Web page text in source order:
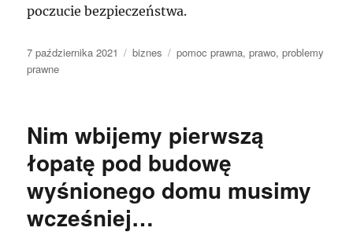
poczucie bezpieczeństwa.
Data
publikacji
7 października 2021 Kategorie
biznes Tagi
pomoc prawna,prawo,problemy
prawne
Nim wbijemy pierwszą
łopatę pod budowę
wyśnionego domu musimy
wcześniej…